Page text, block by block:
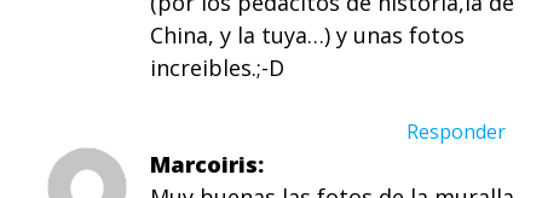
China, y la tuya…) y unas fotos
increibles.;-D
Responder
Marcoiris